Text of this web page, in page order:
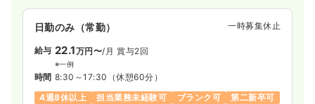
日勤のみ（常勤） 一時募集休止
給与 22.1万円〜/月 賞与2回
※一例
時間 8:30～17:30 （休憩60分）
4週8休以上
担当業務未経験可 ブランク可
第二新卒可